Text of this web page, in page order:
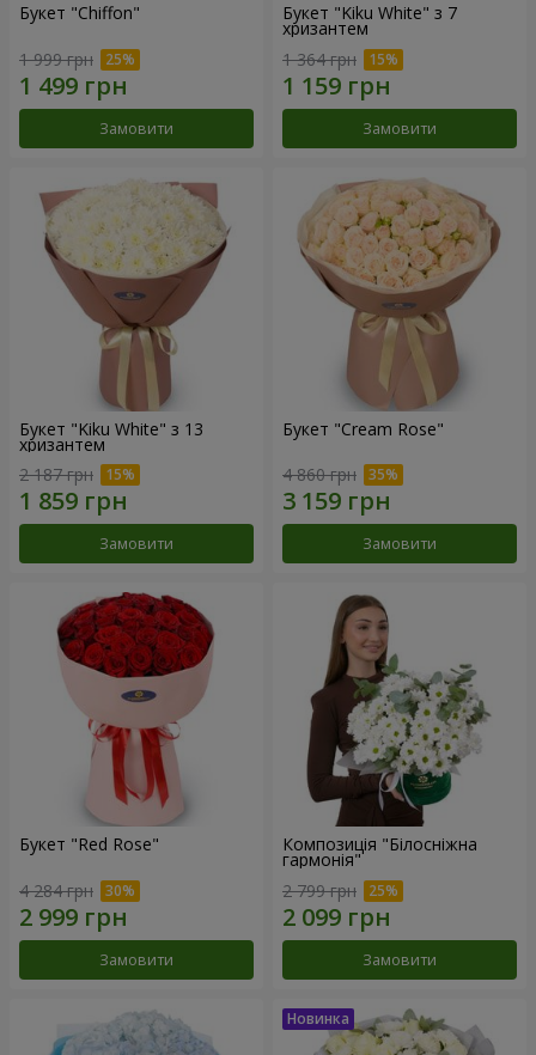
Букет "Chiffon"
1 999 грн
Замовити
Букет "Kiku White" з 7
хризантем
1 364 грн
Замовити
Букет "Kiku White" з 13
хризантем
2 187 грн
Замовити
Букет "Cream Rose"
4 860 грн
Замовити
Букет "Red Rose"
4 284 грн
Замовити
Композиція "Білосніжна
гармонія"
2 799 грн
Замовити